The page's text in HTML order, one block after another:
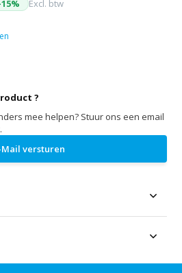
Excl. btw
?
mee helpen? Stuur ons een email
Mail versturen